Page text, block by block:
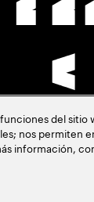
del sitio
nos permiten
información,